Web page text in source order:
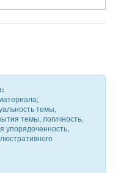
темы,
темы, логичность,
упорядоченность,